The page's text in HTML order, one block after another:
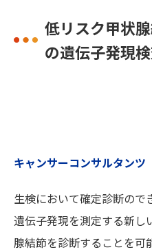
低リスク甲状
の遺伝子発現
キャンサーコンサルタンツ
生検において確定診断ので
遺伝子発現を測定する新し
腺結節を診断することを可